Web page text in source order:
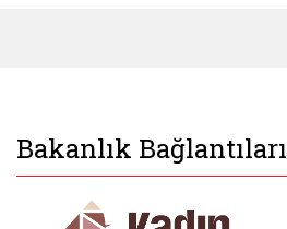
Bakanlık Bağlantıları